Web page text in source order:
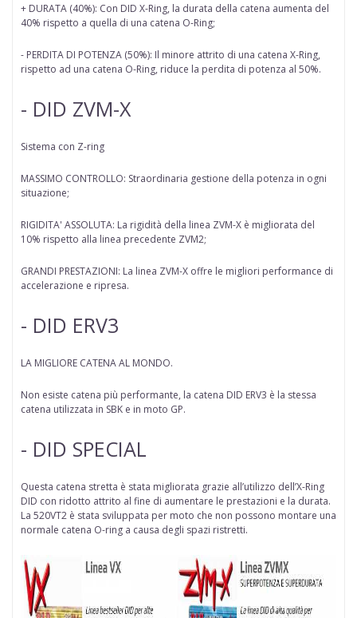
+ DURATA (40%): Con DID X-Ring, la durata della catena aumenta del
40% rispetto a quella di una catena O-Ring;
- PERDITA DI POTENZA (50%): Il minore attrito di una catena X-Ring,
rispetto ad una catena O-Ring, riduce la perdita di potenza al 50%.
- DID ZVM-X
Sistema con Z-ring
MASSIMO CONTROLLO: Straordinaria gestione della potenza in ogni
situazione;
RIGIDITA' ASSOLUTA: La rigidità della linea ZVM-X è migliorata del
10% rispetto alla linea precedente ZVM2;
GRANDI PRESTAZIONI: La linea ZVM-X offre le migliori performance di
accelerazione e ripresa.
- DID ERV3
LA MIGLIORE CATENA AL MONDO.
Non esiste catena più performante, la catena DID ERV3 è la stessa
catena utilizzata in SBK e in moto GP.
- DID SPECIAL
Questa catena stretta è stata migliorata grazie all’utilizzo dell’X-Ring
DID con ridotto attrito al fine di aumentare le prestazioni e la durata.
La 520VT2 è stata sviluppata per moto che non possono montare una
normale catena O-ring a causa degli spazi ristretti.